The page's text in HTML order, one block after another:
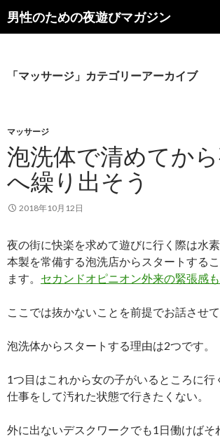
男性のための夜遊びマガジン
検
索
ン
キ
ッ
プ
「マッサージ」カテゴリーアーカイブ
マッサージ
泡洗体で清めてか
へ繰り出そう
2018年10月12日
夜の街に快楽を求めて遊びに行く際は水
本製を常備する泡洗店からスタートする
ます。 セカンドオピニオン外来の緊張感
ここでは抜かないことを前提でお話させて
泡洗体からスタートする理由は2つです。
1つ目はこれから女の子がいるところに行
仕事をして汚れた状態で行きたくない。
外に出ないデスクワークでも1日働けばそ